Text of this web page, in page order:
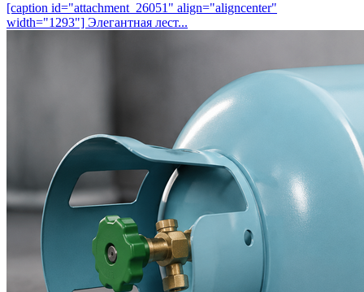
[caption id="attachment_26051" align="aligncenter"
width="1293"] Элегантная лест...